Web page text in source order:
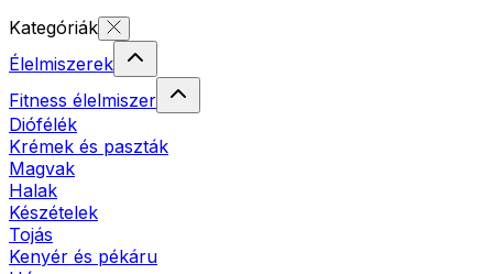
Kategóriák
Élelmiszerek
Fitness élelmiszer
Diófélék
Krémek és paszták
Magvak
Halak
Készételek
Tojás
Kenyér és pékáru